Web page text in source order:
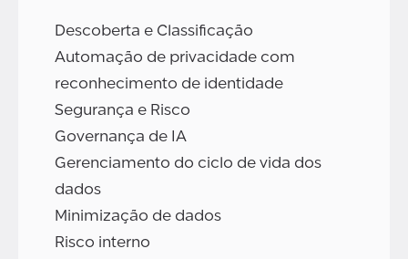
Descoberta e Classificação
Automação de privacidade com
reconhecimento de identidade
Segurança e Risco
Governança de IA
Gerenciamento do ciclo de vida dos
dados
Minimização de dados
Risco interno